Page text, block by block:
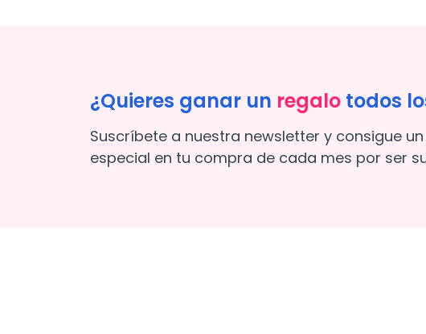
¿Quieres ganar un regalo todos
Suscríbete a nuestra newsletter y consigue
especial en tu compra de cada mes por ser